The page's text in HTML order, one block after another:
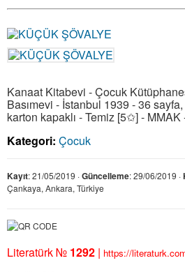
Kanaat Kitabevi - Çocuk
Basımevi - İstanbul 1939 - 36
karton kapaklı - Temiz [5✩] - MMAK
Kategori: Çocuk
Kayıt: 21/05/2019 ·Güncelleme: 29/06/2019 ·
Çankaya, Ankara, Türkiye
Literatürk № 1292 | https://